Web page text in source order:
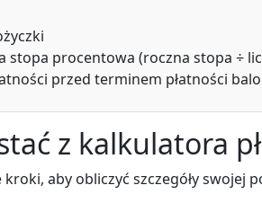
stopa procentowa (roczna stopa ÷
przed terminem płatności
z kalkulatora
aby obliczyć szczegóły swojej